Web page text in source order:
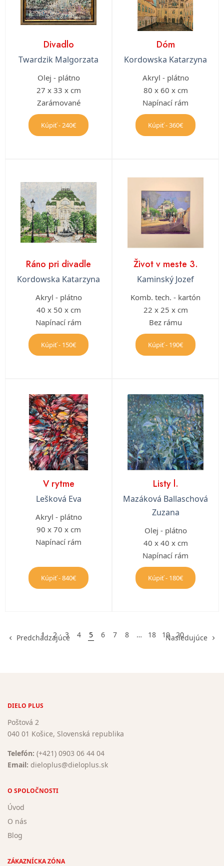
Divadlo
Twardzik Malgorzata
Olej - plátno
27 x 33 x cm
Zarámované
Kúpiť - 240€
Dóm
Kordowska Katarzyna
Akryl - plátno
80 x 60 x cm
Napínací rám
Kúpiť - 360€
Ráno pri divadle
Kordowska Katarzyna
Akryl - plátno
40 x 50 x cm
Napínací rám
Kúpiť - 150€
Život v meste 3.
Kaminský Jozef
Komb. tech. - kartón
22 x 25 x cm
Bez rámu
Kúpiť - 190€
V rytme
Lešková Eva
Akryl - plátno
90 x 70 x cm
Napínací rám
Kúpiť - 840€
Listy l.
Mazáková Ballaschová
Zuzana
Olej - plátno
40 x 40 x cm
Napínací rám
Kúpiť - 180€
Predchádzajúce
1 2 3 4 5 6 7 8 … 18 19 20
Nasledujúce
DIELO PLUS
Poštová 2
040 01 Košice, Slovenská republika
Telefón: (+421) 0903 06 44 04
Email: dieloplus@dieloplus.sk
O SPOLOČNOSTI
Úvod
O nás
Blog
ZÁKAZNÍCKA ZÓNA